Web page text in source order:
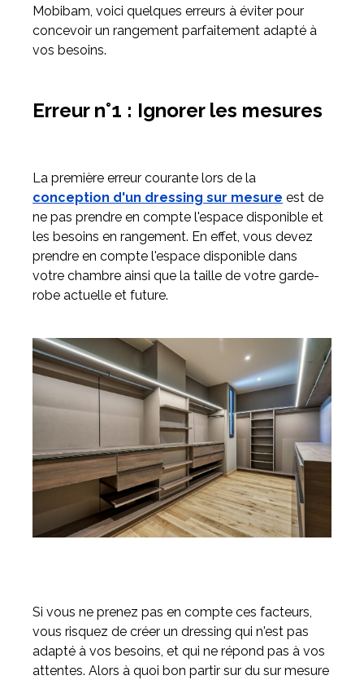
Mobibam, voici quelques erreurs à éviter pour
concevoir un rangement parfaitement adapté à
vos besoins.
Erreur n°1 : Ignorer les mesures
La première erreur courante lors de la
conception d'un dressing sur mesure est de
ne pas prendre en compte l'espace disponible et
les besoins en rangement. En effet, vous devez
prendre en compte l'espace disponible dans
votre chambre ainsi que la taille de votre garde-
robe actuelle et future.
Si vous ne prenez pas en compte ces facteurs,
vous risquez de créer un dressing qui n'est pas
adapté à vos besoins, et qui ne répond pas à vos
attentes. Alors à quoi bon partir sur du sur mesure